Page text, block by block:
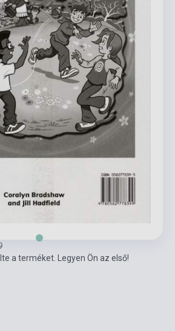
a terméket. Legyen Ön az első!